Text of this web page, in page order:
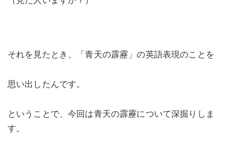
それを見たとき、「青天の霹靂」の英語表現のことを
思い出したんです。
ということで、今回は青天の霹靂について深掘りしま
す。